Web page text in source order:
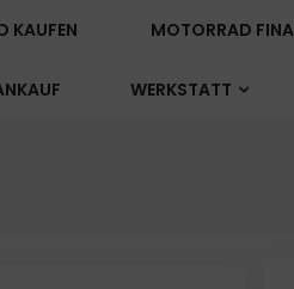
MOTORRAD
KAUFEN
WERKSTATT